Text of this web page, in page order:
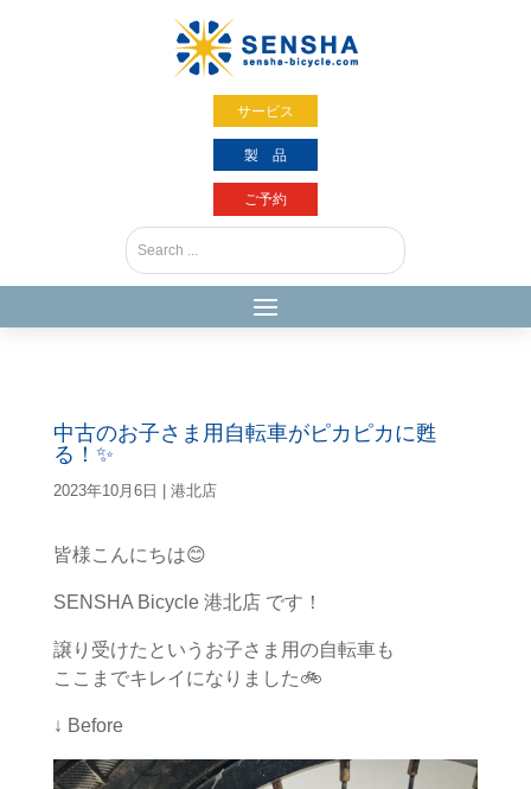
サービス
製 品
ご予約
中古のお子さま用自転車がピカピカに甦
る！✨
2023年10月6日 | 港北店
皆様こんにちは😊
SENSHA Bicycle 港北店 です！
譲り受けたというお子さま用の自転車も
ここまでキレイになりました🚲
↓ Before